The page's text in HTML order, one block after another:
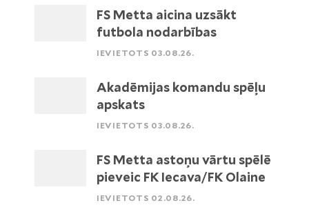
FS Metta aicina uzsākt
futbola nodarbības
IEVIETOTS 03.08.26.
Akadēmijas komandu spēļu
apskats
IEVIETOTS 03.08.26.
FS Metta astoņu vārtu spēlē
pieveic FK Iecava/FK Olaine
IEVIETOTS 02.08.26.